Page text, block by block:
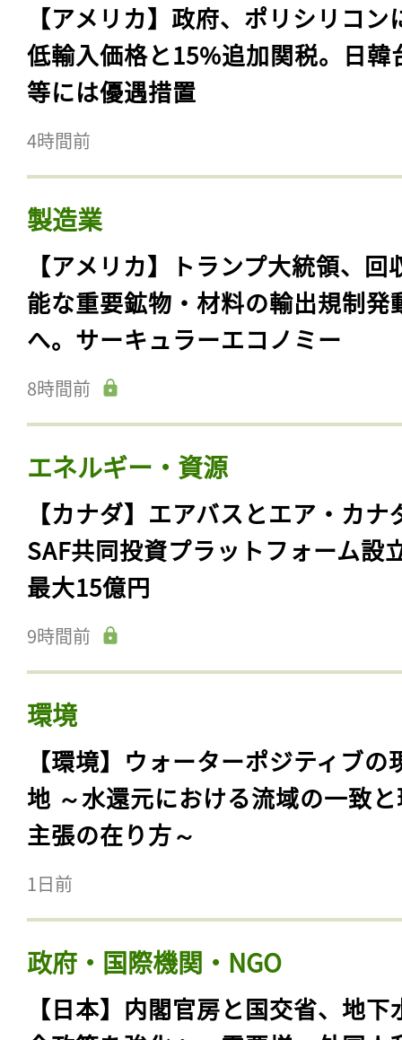
【アメリカ】政府、ポリシリコン
低輸入価格と15%追加関税。日韓
等には優遇措置
4時間前
製造業
【アメリカ】トランプ大統領、回
能な重要鉱物・材料の輸出規制発
へ。サーキュラーエコノミー
8時間前
エネルギー・資源
【カナダ】エアバスとエア・カナ
SAF共同投資プラットフォーム設
最大15億円
9時間前
環境
【環境】ウォーターポジティブの
地 ～水還元における流域の一致
主張の在り方～
1日前
政府・国際機関・NGO
【日本】内閣官房と国交省、地下